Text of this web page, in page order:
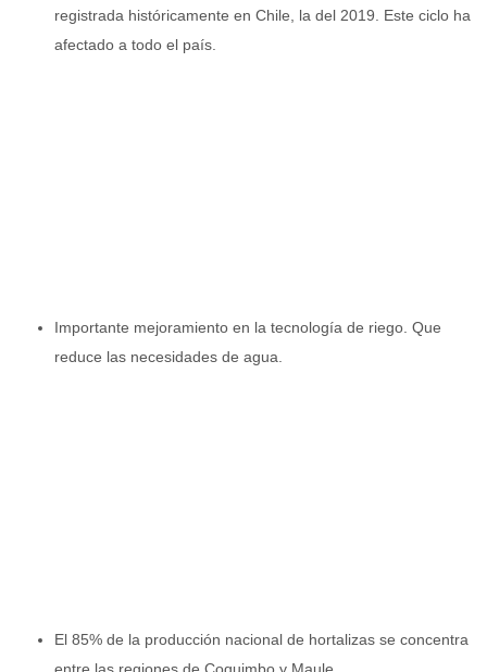
registrada históricamente en Chile, la del 2019. Este ciclo ha
afectado a todo el país.
Importante mejoramiento en la tecnología de riego. Que
reduce las necesidades de agua.
El 85% de la producción nacional de hortalizas se concentra